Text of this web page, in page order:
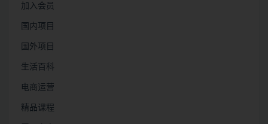
加入会员
国内项目
国外项目
生活百科
电商运营
精品课程